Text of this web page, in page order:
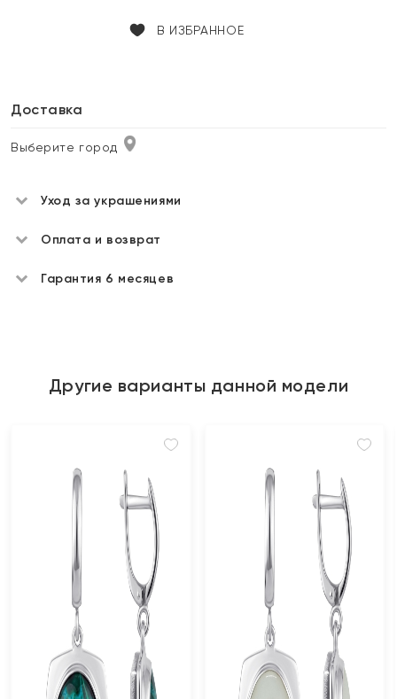
В ИЗБРАННОЕ
Доставка
Выберите город
Уход за украшениями
Оплата и возврат
Гарантия 6 месяцев
Другие варианты данной модели